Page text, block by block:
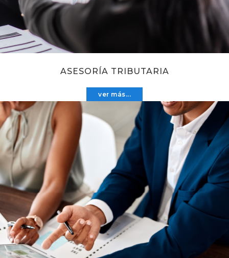
ASESORÍA TRIBUTARIA
ver más...